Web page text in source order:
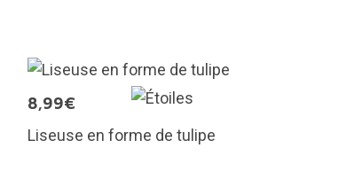
8,99€
Liseuse en forme de tulipe